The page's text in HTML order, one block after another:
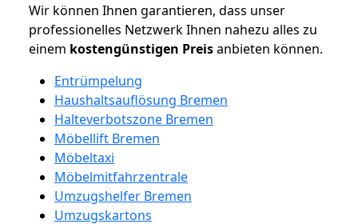
Wir können Ihnen garantieren, dass unser
professionelles Netzwerk Ihnen nahezu alles zu
einem kostengünstigen Preisanbieten können.
Entrümpelung
Haushaltsauflösung Bremen
Halteverbotszone Bremen
Möbellift Bremen
Möbeltaxi
Möbelmitfahrzentrale
Umzugshelfer Bremen
Umzugskartons